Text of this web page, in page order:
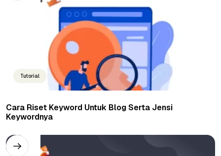
Tutorial
Cara Riset Keyword Untuk Blog Serta Jensi
Keywordnya